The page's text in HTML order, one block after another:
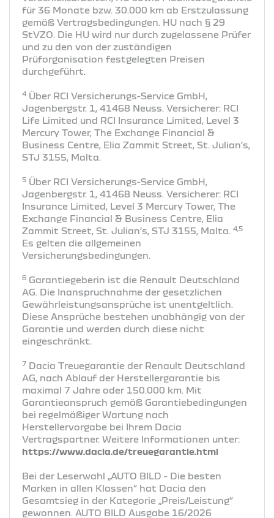
für 36 Monate bzw. 30.000 km ab Erstzulassung
gemäß Vertragsbedingungen. HU nach § 29
StVZO. Die HU wird nur durch zugelassene Prüfer
und zu den von der zuständigen
Prüforganisation festgelegten Preisen
durchgeführt.
4 Über RCI Versicherungs-Service GmbH,
Jagenbergstr. 1, 41468 Neuss. Versicherer: RCI
Life Limited und RCI Insurance Limited, Level 3
Mercury Tower, The Exchange Financial &
Business Centre, Elia Zammit Street, St. Julian’s,
STJ 3155, Malta.
5 Über RCI Versicherungs-Service GmbH,
Jagenbergstr. 1, 41468 Neuss. Versicherer: RCI
Insurance Limited, Level 3 Mercury Tower, The
Exchange Financial & Business Centre, Elia
Zammit Street, St. Julian’s, STJ 3155, Malta.
4,5
Es gelten die allgemeinen
Versicherungsbedingungen.
6 Garantiegeberin ist die Renault Deutschland
AG. Die Inanspruchnahme der gesetzlichen
Gewährleistungsansprüche ist unentgeltlich.
Diese Ansprüche bestehen unabhängig von der
Garantie und werden durch diese nicht
eingeschränkt.
7 Dacia Treuegarantie der Renault Deutschland
AG, nach Ablauf der Herstellergarantie bis
maximal 7 Jahre oder 150.000 km. Mit
Garantieanspruch gemäß Garantiebedingungen
bei regelmäßiger Wartung nach
Herstellervorgabe bei Ihrem Dacia
Vertragspartner. Weitere Informationen unter:
https://www.dacia.de/treuegarantie.html
Bei der Leserwahl „AUTO BILD - Die besten
Marken in allen Klassen“ hat Dacia den
Gesamtsieg in der Kategorie „Preis/Leistung“
gewonnen. AUTO BILD Ausgabe 16/2026